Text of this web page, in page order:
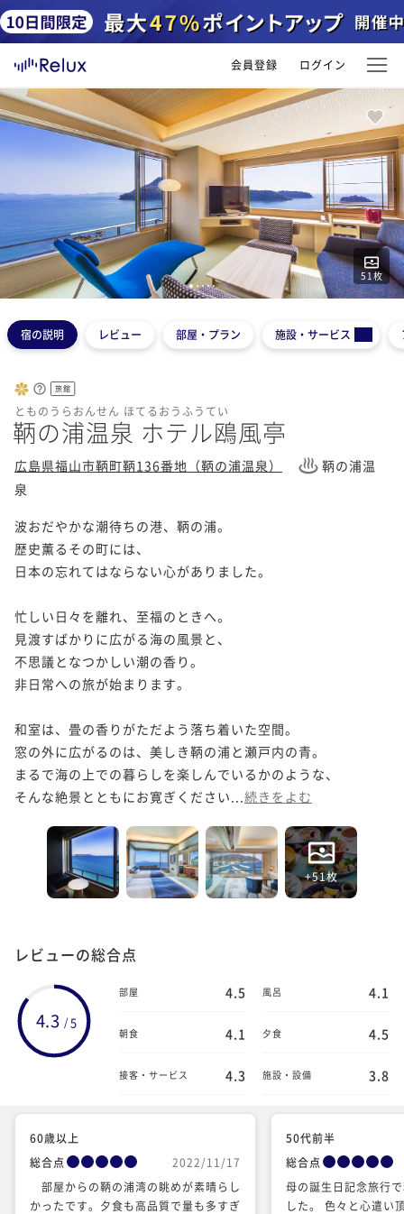
会員登録 ログイン
51枚
12345
宿の説明 レビュー 部屋・プラン 施設・サービス
旅館
とものうらおんせん ほてるおうふうてい
鞆の浦温泉 ホテル鴎風亭
広島県福山市鞆町鞆136番地（鞆の浦温泉）
鞆の浦温
泉
波おだやかな潮待ちの港、鞆の浦。
歴史薫るその町には、
日本の忘れてはならない心がありました。
忙しい日々を離れ、至福のときへ。
見渡すばかりに広がる海の風景と、
不思議となつかしい潮の香り。
非日常への旅が始まります。
和室は、畳の香りがただよう落ち着いた空間。
窓の外に広がるのは、美しき鞆の浦と瀬戸内の青。
まるで海の上での暮らしを楽しんでいるかのような、
そんな絶景とともにお寛ぎください... 続きをよむ
+51枚
レビューの総合点
4.3 / 5
部屋 4.5 風呂 4.1
朝食 4.1 夕食 4.5
接客・サービス 4.3 施設・設備 3.8
60歳以上
総合点
2022/11/17
部屋からの鞆の浦湾の眺めが素晴らし
かったです。夕食も高品質で量も多すぎ
50代前半
総合点
母の誕生日記念旅行
した。 色々と心遣い